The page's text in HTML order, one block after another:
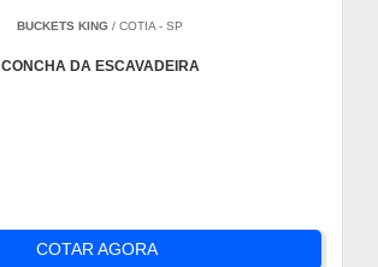
BUCKETS KING / COTIA - SP
CONCHA DA ESCAVADEIRA
COTAR AGORA